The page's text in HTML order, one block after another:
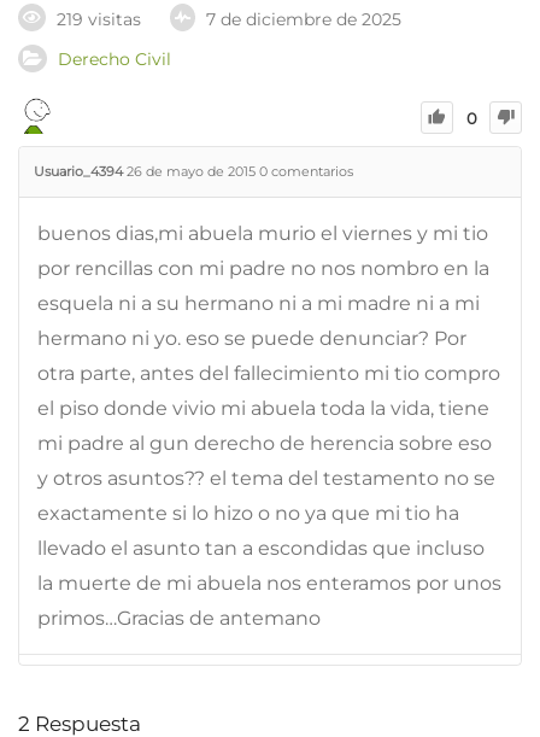
219 visitas
7 de diciembre de 2025
Derecho Civil
0
Usuario_4394 26 de mayo de 2015 0 comentarios
buenos dias,mi abuela murio el viernes y mi tio
por rencillas con mi padre no nos nombro en la
esquela ni a su hermano ni a mi madre ni a mi
hermano ni yo. eso se puede denunciar? Por
otra parte, antes del fallecimiento mi tio compro
el piso donde vivio mi abuela toda la vida, tiene
mi padre al gun derecho de herencia sobre eso
y otros asuntos?? el tema del testamento no se
exactamente si lo hizo o no ya que mi tio ha
llevado el asunto tan a escondidas que incluso
la muerte de mi abuela nos enteramos por unos
primos…Gracias de antemano
2 Respuesta